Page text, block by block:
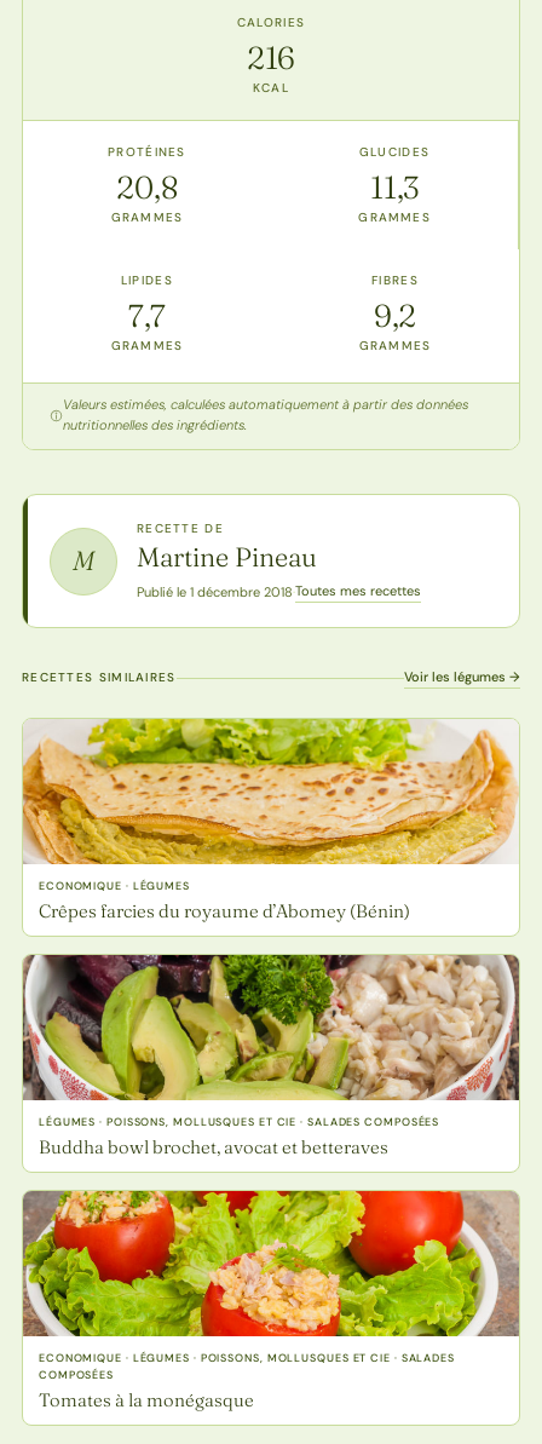
CALORIES
216
KCAL
PROTÉINES
20,8
GRAMMES
GLUCIDES
11,3
GRAMMES
LIPIDES
7,7
GRAMMES
FIBRES
9,2
GRAMMES
Valeurs estimées, calculées automatiquement à partir des données
nutritionnelles des ingrédients.
M
RECETTE DE
Martine Pineau
Publié le 1 décembre 2018·Toutes mes recettes
RECETTES SIMILAIRES Voir les légumes →
ECONOMIQUE · LÉGUMES
Crêpes farcies du royaume d’Abomey (Bénin)
LÉGUMES · POISSONS, MOLLUSQUES ET CIE · SALADES COMPOSÉES
Buddha bowl brochet, avocat et betteraves
ECONOMIQUE · LÉGUMES · POISSONS, MOLLUSQUES ET CIE · SALADES
COMPOSÉES
Tomates à la monégasque